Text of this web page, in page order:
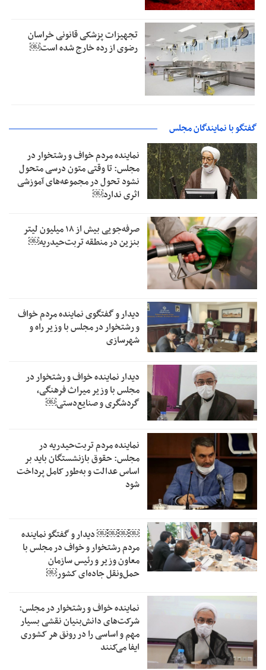
تجهیزات پزشکی قانونی خراسان
رضوی از رده خارج شده است￼
گفتگو با نمایندگان مجلس
نماینده مردم خواف و رشتخوار در
مجلس: تا وقتی متون درسی متحول
نشود تحول در مجموعه‌های آموزشی
اثری ندارد￼
صرفه‌جویی بیش از ۱۸ میلیون لیتر
بنزین در منطقه تربت‌حیدریه￼
دیدار و گفتگوی نماینده مردم خواف
و رشتخوار در مجلس با وزیر راه و
شهرسازی
دیدار نماینده خواف و رشتخوار در
مجلس با وزیر میراث فرهنگی،
گردشگری و صنایع‌دستی￼
نماینده مردم تربت‌حیدریه در
مجلس: حقوق بازنشستگان باید بر
اساس عدالت و به‌طور کامل پرداخت
شود
￼￼￼￼‏ دیدار و گفتگو نماینده
مردم رشتخوار و خواف در مجلس با
معاون وزیر و رئیس سازمان
حمل‌ونقل جاده‌ای کشور￼
نماینده خواف و رشتخوار در مجلس:
شرکت‌های دانش‌بنیان نقشی بسیار
مهم و اساسی را در رونق هر کشوری
ایفا می‌کنند